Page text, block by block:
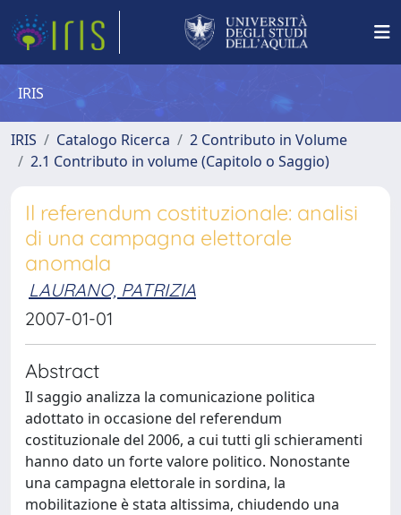
IRIS
IRIS Catalogo Ricerca
2 Contributo in Volume
2.1 Contributo in volume (Capitolo o Saggio)
Il referendum costituzionale: analisi
di una campagna elettorale
anomala
LAURANO, PATRIZIA
2007-01-01
Abstract
Il saggio analizza la comunicazione politica
adottato in occasione del referendum
costituzionale del 2006, a cui tutti gli schieramenti
hanno dato un forte valore politico. Nonostante
una campagna elettorale in sordina, la
mobilitazione è stata altissima, chiudendo una